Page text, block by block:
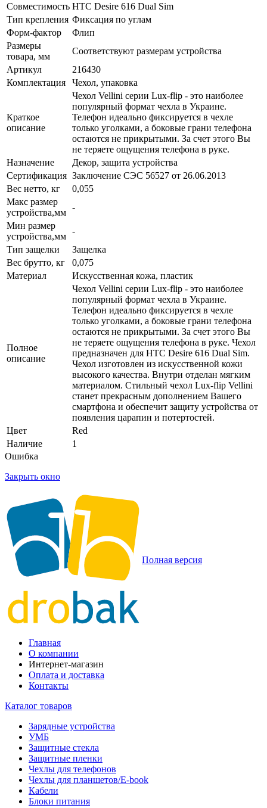
Совместимость HTC Desire 616 Dual Sim
Тип крепления Фиксация по углам
Форм-фактор
Флип
Размеры
товара, мм
Соответствуют размерам устройства
Артикул
216430
Комплектация
Чехол, упаковка
Краткое
описание
Чехол Vellini серии Lux-flip - это наиболее
популярный формат чехла в Украине.
Телефон идеально фиксируется в чехле
только уголками, а боковые грани телефона
остаются не прикрытыми. За счет этого Вы
не теряете ощущения телефона в руке.
Назначение
Декор, защита устройства
Сертификация Заключение СЭС 56527 от 26.06.2013
Вес нетто, кг
0,055
Макс размер
устройства,мм
-
Мин размер
устройства,мм
-
Тип защелки
Защелка
Вес брутто, кг
0,075
Материал
Искусственная кожа, пластик
Полное
описание
Чехол Vellini серии Lux-flip - это наиболее
популярный формат чехла в Украине.
Телефон идеально фиксируется в чехле
только уголками, а боковые грани телефона
остаются не прикрытыми. За счет этого Вы
не теряете ощущения телефона в руке. Чехол
предназначен для HTC Desire 616 Dual Sim.
Чехол изготовлен из искусственной кожи
высокого качества. Внутри отделан мягким
материалом. Стильный чехол Lux-flip Vellini
станет прекрасным дополнением Вашего
смартфона и обеспечит защиту устройства от
появления царапин и потертостей.
Цвет
Red
Наличие
1
Ошибка
Закрыть окно
Полная версия
Главная
О компании
Интернет-магазин
Оплата и доставка
Контакты
Каталог товаров
Зарядные устройства
УМБ
Защитные стекла
Защитные пленки
Чехлы для телефонов
Чехлы для планшетов/E-book
Кабели
Блоки питания